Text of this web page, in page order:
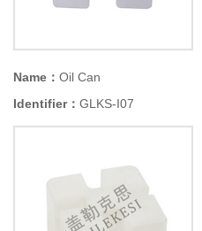
Name： Oil Can
Identifier： GLKS-I07